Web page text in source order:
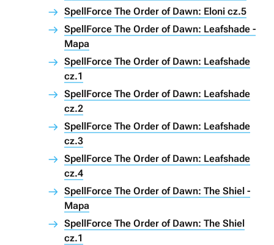
SpellForce The Order of Dawn: Eloni cz.5
SpellForce The Order of Dawn: Leafshade -
Mapa
SpellForce The Order of Dawn: Leafshade
cz.1
SpellForce The Order of Dawn: Leafshade
cz.2
SpellForce The Order of Dawn: Leafshade
cz.3
SpellForce The Order of Dawn: Leafshade
cz.4
SpellForce The Order of Dawn: The Shiel -
Mapa
SpellForce The Order of Dawn: The Shiel
cz.1